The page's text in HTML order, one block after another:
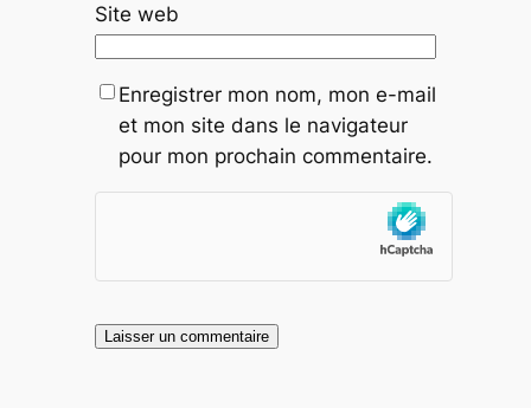
Site web
Enregistrer mon nom, mon e-mail
et mon site dans le navigateur
pour mon prochain commentaire.